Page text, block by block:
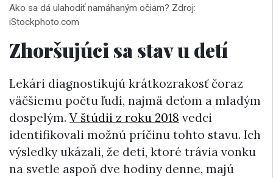
Ako sa dá ulahodiť namáhaným očiam? Zdroj:
iStockphoto.com
Zhoršujúci sa stav u detí
Lekári diagnostikujú krátkozrakosť čoraz
väčšiemu počtu ľudí, najmä deťom a mladým
dospelým. V štúdii z roku 2018 vedci
identifikovali možnú príčinu tohto stavu. Ich
výsledky ukázali, že deti, ktoré trávia vonku
na svetle aspoň dve hodiny denne, majú